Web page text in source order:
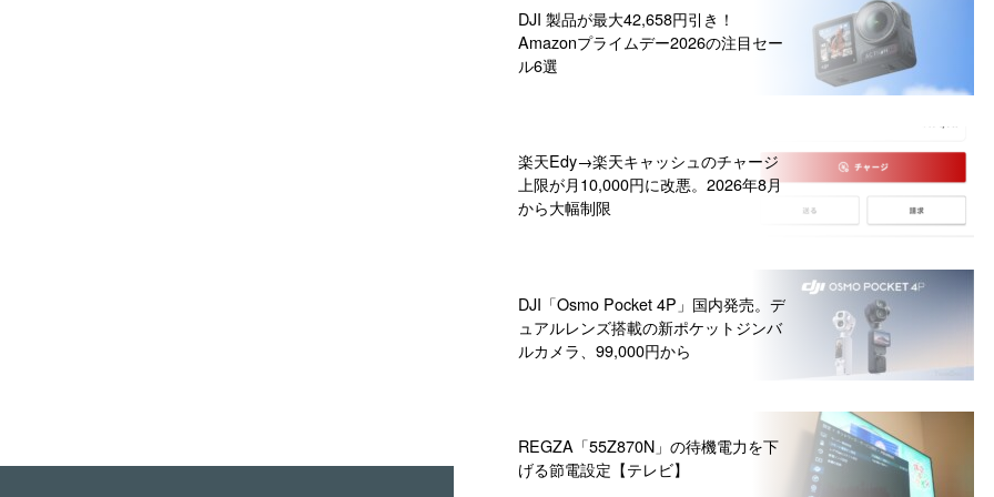
DJI 製品が最大42,658円引き！
Amazonプライムデー2026の注目セー
ル6選
楽天Edy→楽天キャッシュのチャージ
上限が月10,000円に改悪。2026年8月
から大幅制限
DJI「Osmo Pocket 4P」国内発売。デ
ュアルレンズ搭載の新ポケットジンバ
ルカメラ、99,000円から
REGZA「55Z870N」の待機電力を下
げる節電設定【テレビ】